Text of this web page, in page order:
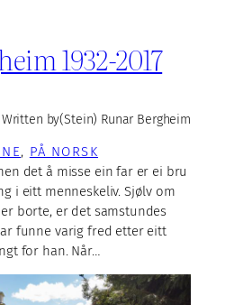
1932-2017
Written by(Stein) Runar Bergheim
, PÅ NORSK
det å misse ein far er ei bru
i eitt menneskeliv. Sjølv om
borte, er det samstundes
funne varig fred etter eitt
for han. Når…